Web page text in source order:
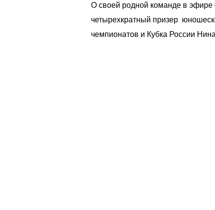
О своей родной команде в
четырехкратный призер
чемпионатов и Кубка России